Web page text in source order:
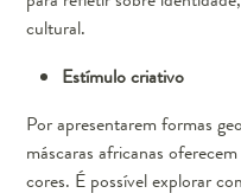
cultural.
Estímulo criativo
Por apresentarem formas
máscaras africanas
cores. É possível explorar